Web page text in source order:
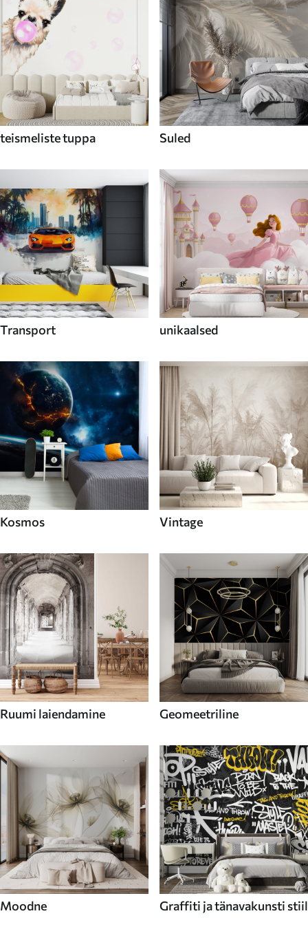
teismeliste tuppa Suled
Transport unikaalsed
Kosmos Vintage
Ruumi laiendamine Geomeetriline
Moodne Graffiti ja tänavakunsti stiil